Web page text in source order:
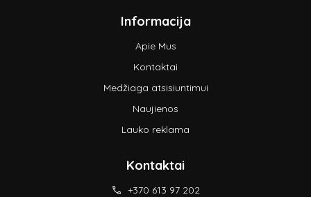
Informacija
Apie Mus
Kontaktai
Medžiaga atsisiuntimui
Naujienos
Lauko reklama
Kontaktai
+370 613 97 202